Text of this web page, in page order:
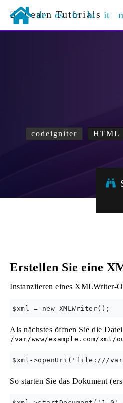
Learn Tutorials
de es fr hi it
codeigniter HTML
Erstellen Sie eine
Instanziieren eines XMLWriter-
Als nächstes öffnen Sie die
/var/www/example.com/xml/
So starten Sie das Dokument